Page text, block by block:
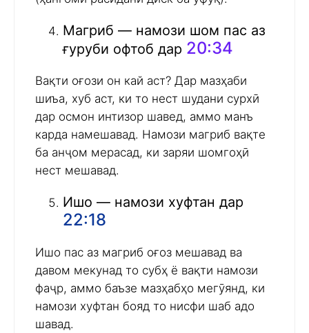
Магриб — намози шом пас аз
ғуруби офтоб дар 20:34
Вақти оғози он кай аст? Дар мазҳаби
шиъа, хуб аст, ки то нест шудани сурхӣ
дар осмон интизор шавед, аммо манъ
карда намешавад. Намози магриб вақте
ба анҷом мерасад, ки заряи шомгоҳӣ
нест мешавад.
Ишо — намози хуфтан дар
22:18
Ишо пас аз магриб оғоз мешавад ва
давом мекунад то субҳ ё вақти намози
фаҷр, аммо баъзе мазҳабҳо мегӯянд, ки
намози хуфтан бояд то нисфи шаб адо
шавад.